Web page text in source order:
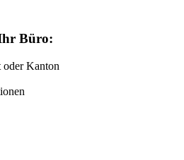
Büro:
oder Kanton